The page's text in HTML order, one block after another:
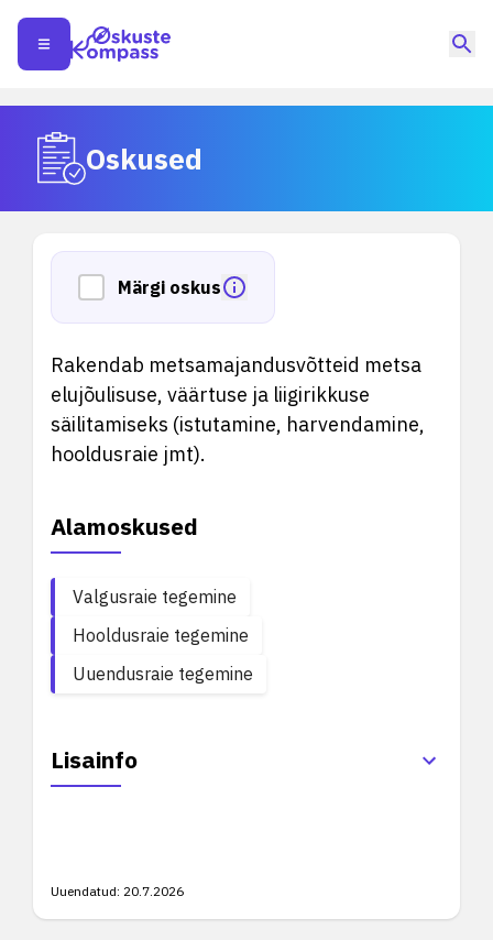
Oskused
Märgi oskus
Rakendab metsamajandusvõtteid metsa
elujõulisuse, väärtuse ja liigirikkuse
säilitamiseks (istutamine, harvendamine,
hooldusraie jmt).
Alamoskused
Valgusraie tegemine
Hooldusraie tegemine
Uuendusraie tegemine
Lisainfo
Uuendatud: 20.7.2026